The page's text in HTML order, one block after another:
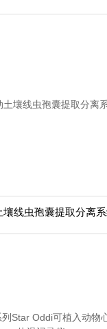
壤线虫孢囊提取分离